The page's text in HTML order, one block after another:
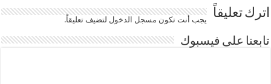
اترك تعليقاً يجب أنت تكون مسجل الدخوللتضيف تعليقاً.
تابعنا على فيسبوك